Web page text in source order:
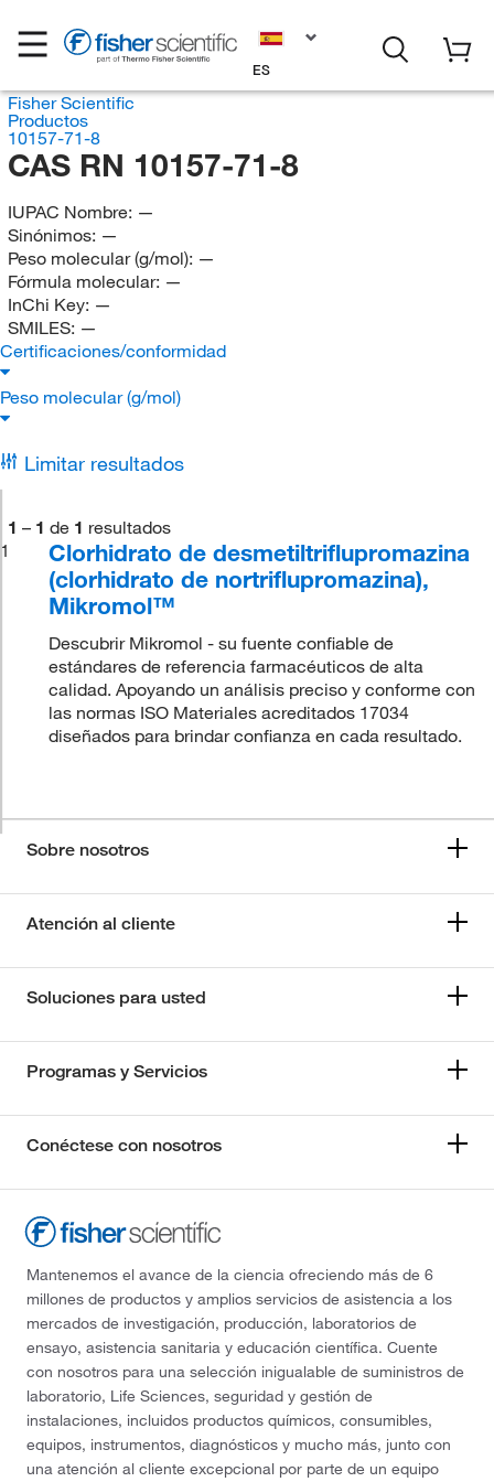
ES
Fisher Scientific
Productos
10157-71-8
CAS RN 10157-71-8
IUPAC Nombre: —
Sinónimos: —
Peso molecular (g/mol): —
Fórmula molecular: —
InChi Key: —
SMILES: —
Certificaciones/conformidad
Peso molecular (g/mol)
Limitar resultados
1 – 1 de 1 resultados
1
Clorhidrato de desmetiltriflupromazina
(clorhidrato de nortriflupromazina),
Mikromol™
Descubrir Mikromol - su fuente confiable de
estándares de referencia farmacéuticos de alta
calidad. Apoyando un análisis preciso y conforme con
las normas ISO Materiales acreditados 17034
diseñados para brindar confianza en cada resultado.
Sobre nosotros
Atención al cliente
Soluciones para usted
Programas y Servicios
Conéctese con nosotros
Mantenemos el avance de la ciencia ofreciendo más de 6
millones de productos y amplios servicios de asistencia a los
mercados de investigación, producción, laboratorios de
ensayo, asistencia sanitaria y educación científica. Cuente
con nosotros para una selección inigualable de suministros de
laboratorio, Life Sciences, seguridad y gestión de
instalaciones, incluidos productos químicos, consumibles,
equipos, instrumentos, diagnósticos y mucho más, junto con
una atención al cliente excepcional por parte de un equipo